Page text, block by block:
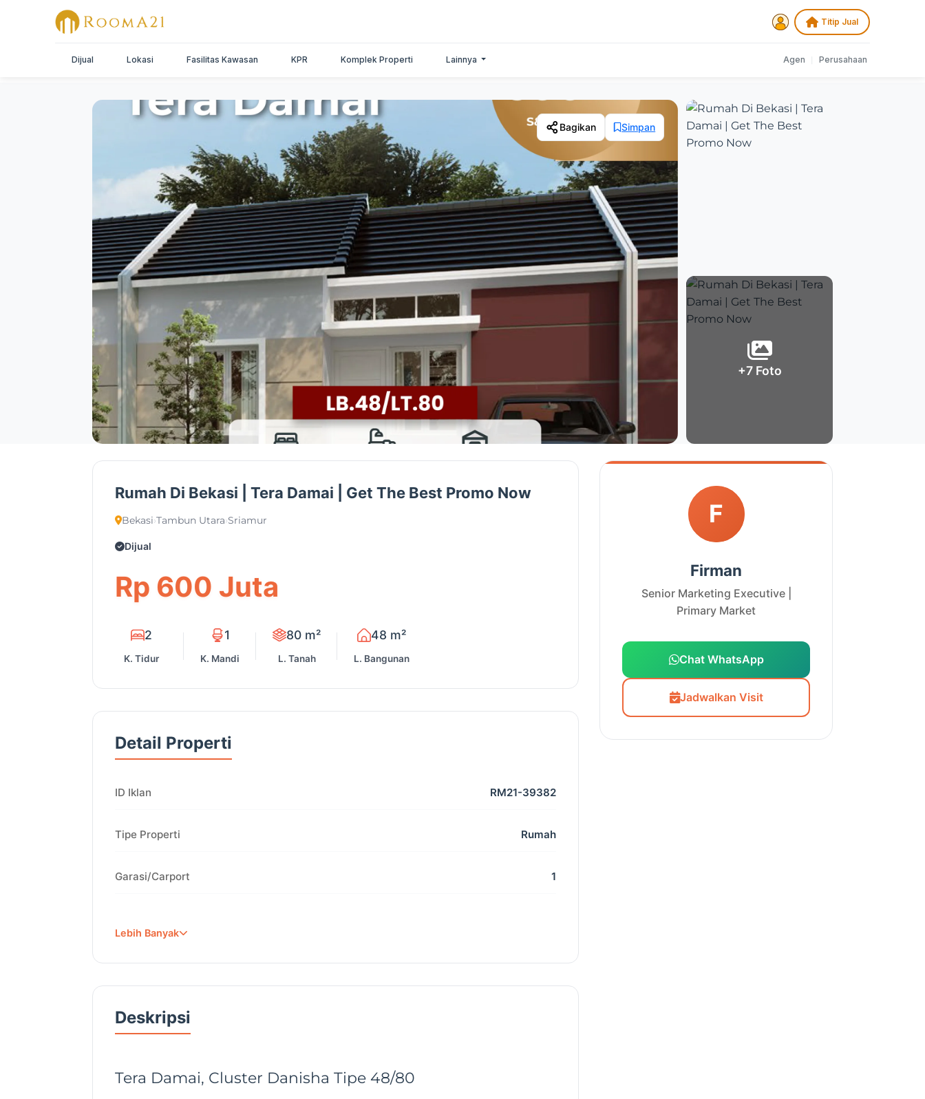
Titip Jual
Dijual Lokasi Fasilitas Kawasan KPR Komplek Properti Lainnya Agen Perusahaan
Bagikan Simpan
+7 Foto
Rumah Di Bekasi | Tera Damai | Get The Best Promo Now
Bekasi›Tambun Utara›Sriamur
Dijual
Rp 600 Juta
2
K. Tidur
1
K. Mandi
80 m²
L. Tanah
48 m²
L. Bangunan
Detail Properti
ID Iklan RM21-39382
Tipe Properti Rumah
Garasi/Carport 1
Tanggal Posting 14 Nov 2022
Lebih Banyak
Deskripsi
Tera Damai, Cluster Danisha Tipe 48/80
F
Firman
Senior Marketing Executive |
Primary Market
Chat WhatsApp
Jadwalkan Visit